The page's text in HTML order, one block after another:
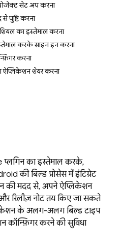
सेट अप करना
पुष्टि करना
का इस्तेमाल करना
करके साइन इन करना
करना
ऐप्लिकेशन शेयर करना
प्लगिन का इस्तेमाल करके,
की बिल्ड प्रोसेस में इंटिग्रेट
की मदद से, अपने ऐप्लिकेशन
रिलीज़ नोट तय किए जा सकते
के अलग-अलग बिल्ड टाइप
कॉन्फ़िगर करने की सुविधा